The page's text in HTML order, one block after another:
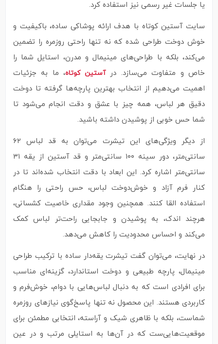
یا جلسات غیر رسمی نیز استفاده کرد.
سایت آستین کوتاه با هدف ارائه پوشاکی ساده، باکیفیت و
خوش‌ دوخت طراحی شده که نه‌ تنها راحتی روزمره را تضمین
می‌کند، بلکه با طراحی‌های مینیمال و مدرن، استایل شما را
خاص و متفاوت می‌سازد. درآستین کوتاه، ما به جزئیات
اهمیت می‌دهیم از انتخاب بهترین پارچه‌ها گرفته تا دوخت
دقیق هر لباس، همه چیز با عشق و دقت انجام می‌شود تا
شما حس خوبی از پوشیدن داشته باشید.
از دیگر ویژگی‌های این تیشرت می‌توان به قد لباس ۶۲
سانتی‌متر، دور سینه ۱۰۰ سانتی‌متر و قد آستین از یقه ۳۱
سانتی‌متر اشاره کرد. این ابعاد با دقت انتخاب شده‌اند تا در
کنار فرم آزاد و خوش‌دوخت لباس، حس راحتی را هنگام
استفاده القا کنند. همچنین وجود مقداری خاصیت کشسانی،
هرچند اندک، به پوشیدن و جابجایی راحت‌تر لباس کمک
می‌کند و احساس محدودیت را کاهش می‌دهد.
در نهایت، می‌توان گفت تیشرت یقه‌دار ساده با ترکیب طراحی
مینیمال، پارچه طبیعی و دوخت استاندارد، گزینه‌ای مناسب
برای افرادی است که به دنبال لباس‌هایی با دوام، خوش‌فرم و
کاربردی هستند. این محصول نه تنها پاسخ‌گوی نیازهای روزمره
شماست، بلکه با ظاهری شیک و آراسته، انتخابی مطمئن برای
موقعیت‌هایی‌ست که در آن‌ها به استایلی مرتب و در عین